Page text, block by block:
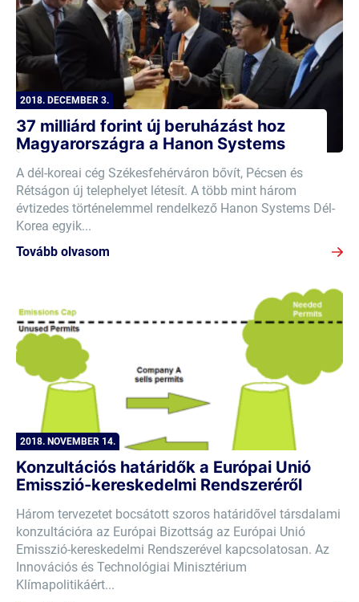
2018. DECEMBER 3.
37 milliárd forint új beruházást hoz
Magyarországra a Hanon Systems
A dél-koreai cég Székesfehérváron bővít, Pécsen és
Rétságon új telephelyet létesít. A több mint három
évtizedes történelemmel rendelkező Hanon Systems Dél-
Korea egyik...
Tovább olvasom
2018. NOVEMBER 14.
Konzultációs határidők a Európai Unió
Emisszió-kereskedelmi Rendszeréről
Három tervezetet bocsátott szoros határidővel társdalami
konzultációra az Európai Bizottság az Európai Unió
Emisszió-kereskedelmi Rendszerével kapcsolatosan. Az
Innovációs és Technológiai Minisztérium
Klímapolitikáért...